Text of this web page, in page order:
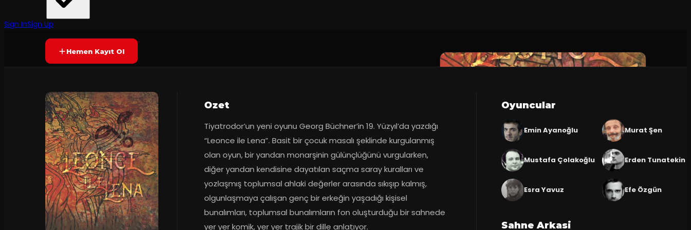
Sign InSign UpYAKINDA Yetersiz oy
Hemen Kayıt Ol
Ozet
Tiyatrodor’un yeni oyunu Georg Büchner’in 19. Yüzyıl’da yazdığı
“Leonce ile Lena”. Basit bir çocuk masalı şeklinde kurgulanmış
olan oyun, bir yandan monarşinin gülünçlüğünü vurgularken,
diğer yandan kendisine dayatılan saçma saray kuralları ve
yozlaşmış toplumsal ahlaki değerler arasında sıkışıp kalmış,
olgunlaşmaya çalışan genç bir erkeğin yaşadığı kişisel
bunalımları, toplumsal bunalımların fon oluşturduğu bir sahnede
yer yer komik, yer yer trajik bir dille anlatıyor.
Oyuncular
Emin Ayanoğlu Murat Şen
Mustafa Çolakoğlu Erden Tunatekin
Esra Yavuz Efe Özgün
Sahne Arkasi